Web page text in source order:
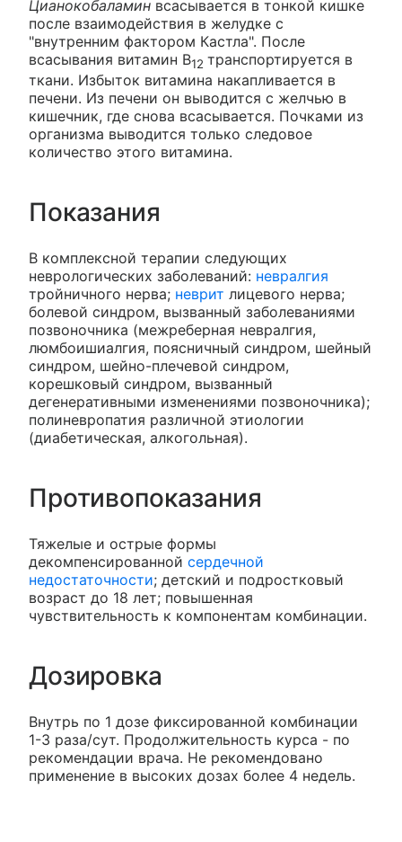
Цианокобаламин всасывается в тонкой кишке
после взаимодействия в желудке с
"внутренним фактором Кастла". После
всасывания витамин В12 транспортируется в
ткани. Избыток витамина накапливается в
печени. Из печени он выводится с желчью в
кишечник, где снова всасывается. Почками из
организма выводится только следовое
количество этого витамина.
Показания
В комплексной терапии следующих
неврологических заболеваний: невралгия
тройничного нерва; неврит лицевого нерва;
болевой синдром, вызванный заболеваниями
позвоночника (межреберная невралгия,
люмбоишиалгия, поясничный синдром, шейный
синдром, шейно-плечевой синдром,
корешковый синдром, вызванный
дегенеративными изменениями позвоночника);
полиневропатия различной этиологии
(диабетическая, алкогольная).
Противопоказания
Тяжелые и острые формы
декомпенсированной сердечной
недостаточности; детский и подростковый
возраст до 18 лет; повышенная
чувствительность к компонентам комбинации.
Дозировка
Внутрь по 1 дозе фиксированной комбинации
1-3 раза/сут. Продолжительность курса - по
рекомендации врача. Не рекомендовано
применение в высоких дозах более 4 недель.